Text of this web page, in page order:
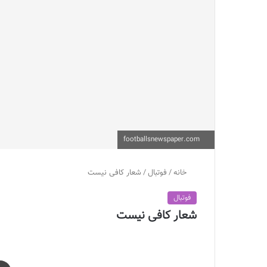
خانه/ فوتبال/شعار کافی نیست
فوتبال
شعار کافی نیست